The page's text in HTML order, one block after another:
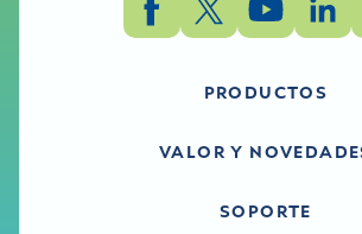
PRODUCTOS
VALOR Y
SOPORTE